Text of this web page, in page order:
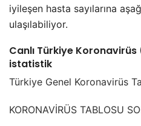
iyileşen hasta sayılarına
ulaşılabiliyor.
Canlı Türkiye Koronavirüs
istatistik
Türkiye Genel Koronavirüs
KORONAVİRÜS TABLOSU